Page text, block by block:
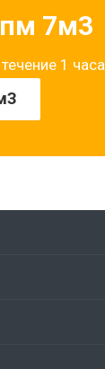
7м3
1 часа